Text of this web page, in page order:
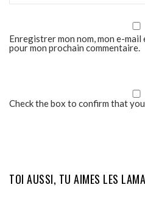
Enregistrer mon nom, mon e-
pour mon prochain commentaire.
Check the box to confirm that
TOI AUSSI, TU AIMES LES